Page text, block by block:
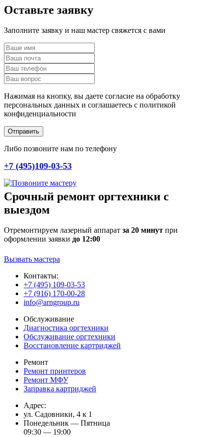
Оставьте заявку
Заполните заявку и наш мастер свяжется с вами
Нажимая на кнопку, вы даете согласие на обработку
персональных данных и соглашаетесь c политикой
конфиденциальности
Отправить
Либо позвоните нам по телефону
+7 (495)109-03-53
Срочный ремонт оргтехники с
выездом
Отремонтируем лазерный аппарат за 20 минут при
оформлении заявки до 12:00
Вызвать мастера
Контакты:
+7 (495) 109-03-53
+7 (916) 170-00-28
info@arngroup.ru
Обслуживание
Диагностика оргтехники
Обслуживание оргтехники
Восстановление картриджей
Ремонт
Ремонт принтеров
Ремонт МФУ
Заправка картриджей
Адрес:
ул. Садовники, 4 к 1
Понедельник — Пятница
09:30 — 19:00